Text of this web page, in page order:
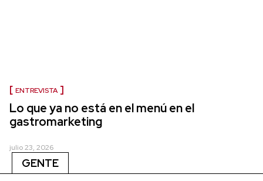
ENTREVISTA
Lo que ya no está en el menú en el
gastromarketing
julio 23, 2026
GENTE